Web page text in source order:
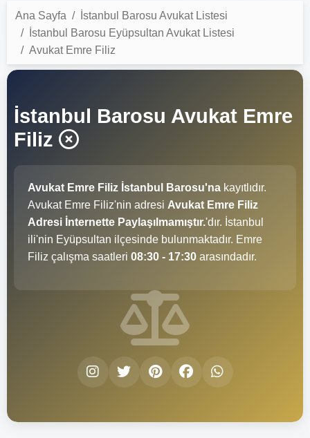
Ana Sayfa
İstanbul Barosu Avukat Listesi
İstanbul Barosu Eyüpsultan Avukat Listesi
Avukat Emre Filiz
İstanbul Barosu Avukat Emre
Filiz
Avukat Emre Filiz İstanbul Barosu'na kayıtlıdır.
Avukat Emre Filiz'nin adresi Avukat Emre Filiz
Adresi İnternette Paylaşılmamıştır.'dır. İstanbul
ili'nin Eyüpsultan ilçesinde bulunmaktadır. Emre
Filiz çalışma saatleri 08:30 - 17:30 arasındadır.